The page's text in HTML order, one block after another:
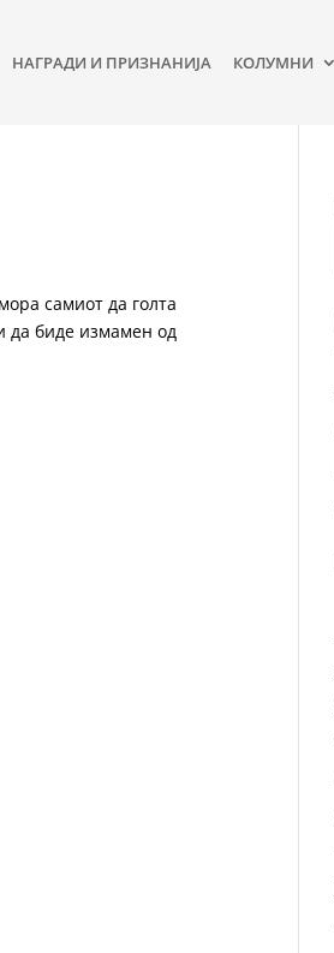
НАГРАДИ И ПРИЗНАНИЈА КОЛУМНИ
самиот да голта
да биде измамен од